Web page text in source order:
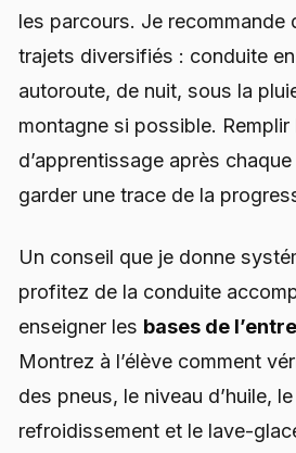
les parcours. Je recommande
trajets diversifiés : conduite
autoroute, de nuit, sous la
montagne si possible. Remplir
d’apprentissage après
garder une trace de la
Un conseil que je donne
profitez de la conduite
enseigner les bases de
Montrez à l’élève comment
des pneus, le niveau d’huile,
refroidissement et le lave-